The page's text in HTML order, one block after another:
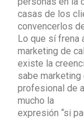
casas de los
convencerlos
Lo que sí frena
marketing de
existe la
sabe
profesional de
mucho la
expresión “si